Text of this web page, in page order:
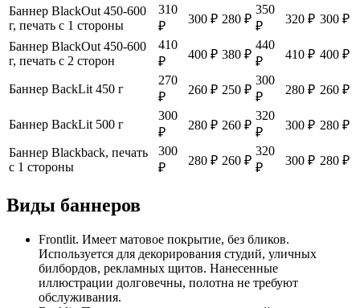
Баннер BlackOut 450-600
г, печать с 1 стороны
310
₽
300 ₽ 280 ₽
350
₽
320 ₽ 300 ₽
Баннер BlackOut 450-600
г, печать с 2 сторон
410
₽
400 ₽ 380 ₽
440
₽
410 ₽ 400 ₽
Баннер BackLit 450 г
270
₽
260 ₽ 250 ₽
300
₽
280 ₽ 260 ₽
Баннер BackLit 500 г
300
₽
280 ₽ 260 ₽
320
₽
300 ₽ 280 ₽
Баннер Blackback, печать
с 1 стороны
300
₽
280 ₽ 260 ₽
320
₽
300 ₽ 280 ₽
Виды баннеров
Frontlit. Имеет матовое покрытие, без бликов.
Используется для декорирования студий, уличных
билбордов, рекламных щитов. Нанесенные
иллюстрации долговечны, полотна не требуют
обслуживания.